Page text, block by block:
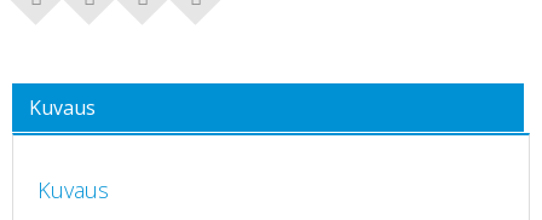
Kuvaus
Kuvaus